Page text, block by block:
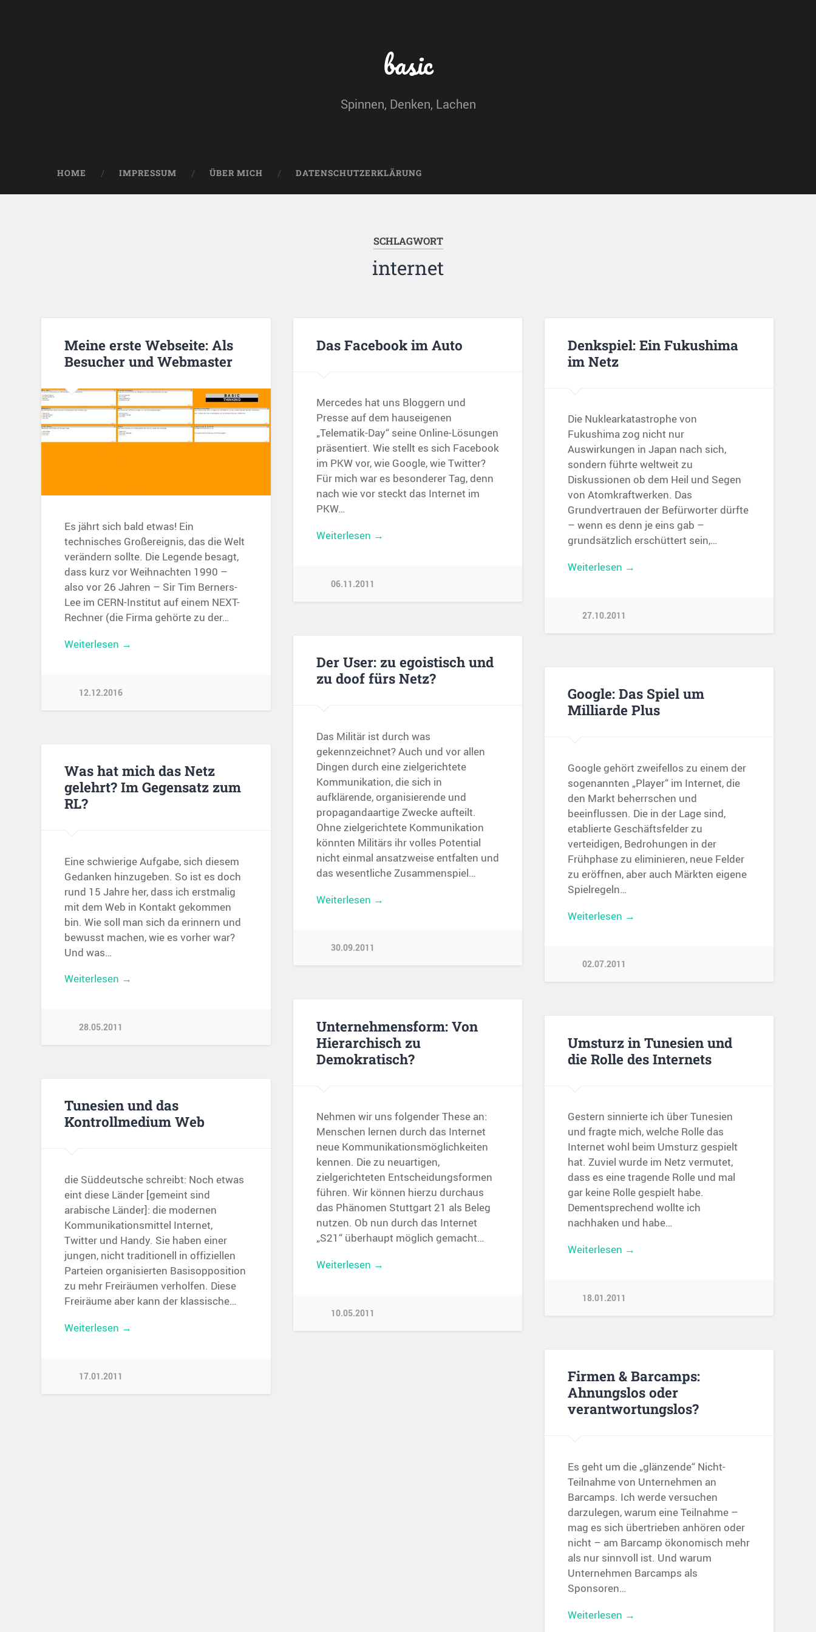
basic
Spinnen, Denken, Lachen
HOME IMPRESSUM ÜBER MICH DATENSCHUTZERKLÄRUNG
SCHLAGWORT
internet
Meine erste Webseite: Als
Besucher und Webmaster
Es jährt sich bald etwas! Ein
technisches Großereignis, das die Welt
verändern sollte. Die Legende besagt,
dass kurz vor Weihnachten 1990 –
also vor 26 Jahren – Sir Tim Berners-
Lee im CERN-Institut auf einem NEXT-
Rechner (die Firma gehörte zu der…
Weiterlesen →
12.12.2016
Das Facebook im Auto
Mercedes hat uns Bloggern und
Presse auf dem hauseigenen
„Telematik-Day“ seine Online-Lösungen
präsentiert. Wie stellt es sich Facebook
im PKW vor, wie Google, wie Twitter?
Für mich war es besonderer Tag, denn
nach wie vor steckt das Internet im
PKW…
Weiterlesen →
06.11.2011
Denkspiel: Ein Fukushima
im Netz
Die Nuklearkatastrophe von
Fukushima zog nicht nur
Auswirkungen in Japan nach sich,
sondern führte weltweit zu
Diskussionen ob dem Heil und Segen
von Atomkraftwerken. Das
Grundvertrauen der Befürworter dürfte
– wenn es denn je eins gab –
grundsätzlich erschüttert sein,…
Weiterlesen →
27.10.2011
Der User: zu egoistisch und
zu doof fürs Netz?
Das Militär ist durch was
gekennzeichnet? Auch und vor allen
Dingen durch eine zielgerichtete
Kommunikation, die sich in
aufklärende, organisierende und
propagandaartige Zwecke aufteilt.
Ohne zielgerichtete Kommunikation
könnten Militärs ihr volles Potential
nicht einmal ansatzweise entfalten und
das wesentliche Zusammenspiel…
Weiterlesen →
30.09.2011
Google: Das Spiel um
Milliarde Plus
Google gehört zweifellos zu einem der
sogenannten „Player“ im Internet, die
den Markt beherrschen und
beeinflussen. Die in der Lage sind,
etablierte Geschäftsfelder zu
verteidigen, Bedrohungen in der
Frühphase zu eliminieren, neue Felder
zu eröffnen, aber auch Märkten eigene
Spielregeln…
Weiterlesen →
02.07.2011
Was hat mich das Netz
gelehrt? Im Gegensatz zum
RL?
Eine schwierige Aufgabe, sich diesem
Gedanken hinzugeben. So ist es doch
rund 15 Jahre her, dass ich erstmalig
mit dem Web in Kontakt gekommen
bin. Wie soll man sich da erinnern und
bewusst machen, wie es vorher war?
Und was…
Weiterlesen →
28.05.2011
Unternehmensform: Von
Hierarchisch zu
Demokratisch?
Nehmen wir uns folgender These an:
Menschen lernen durch das Internet
neue Kommunikationsmöglichkeiten
kennen. Die zu neuartigen,
zielgerichteten Entscheidungsformen
führen. Wir können hierzu durchaus
das Phänomen Stuttgart 21 als Beleg
nutzen. Ob nun durch das Internet
„S21“ überhaupt möglich gemacht…
Weiterlesen →
10.05.2011
Umsturz in Tunesien und
die Rolle des Internets
Gestern sinnierte ich über Tunesien
und fragte mich, welche Rolle das
Internet wohl beim Umsturz gespielt
hat. Zuviel wurde im Netz vermutet,
dass es eine tragende Rolle und mal
gar keine Rolle gespielt habe.
Dementsprechend wollte ich
nachhaken und habe…
Weiterlesen →
18.01.2011
Tunesien und das
Kontrollmedium Web
die Süddeutsche schreibt: Noch etwas
eint diese Länder [gemeint sind
arabische Länder]: die modernen
Kommunikationsmittel Internet,
Twitter und Handy. Sie haben einer
jungen, nicht traditionell in offiziellen
Parteien organisierten Basisopposition
zu mehr Freiräumen verholfen. Diese
Freiräume aber kann der klassische…
Weiterlesen →
17.01.2011
Firmen & Barcamps:
Ahnungslos oder
verantwortungslos?
Es geht um die „glänzende“ Nicht-
Teilnahme von Unternehmen an
Barcamps. Ich werde versuchen
darzulegen, warum eine Teilnahme –
mag es sich übertrieben anhören oder
nicht – am Barcamp ökonomisch mehr
als nur sinnvoll ist. Und warum
Unternehmen Barcamps als
Sponsoren…
Weiterlesen →